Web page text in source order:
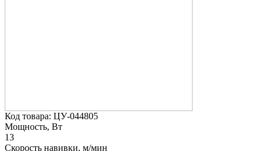
Код товара: ЦУ-044805
Мощность, Вт
13
Скорость навивки, м/мин